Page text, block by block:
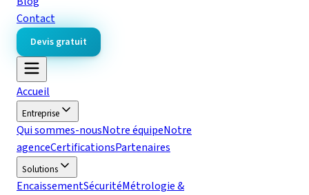
Contact
Devis gratuit
Accueil
Entreprise
Qui sommes-nousNotre équipeNotre
agenceCertificationsPartenaires
Solutions
EncaissementSécuritéMétrologie &